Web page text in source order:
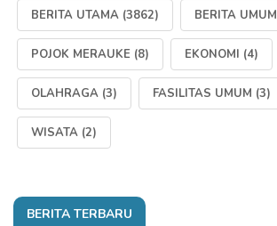
BERITA UTAMA (3862) BERITA UMUM
POJOK MERAUKE (8) EKONOMI (4)
OLAHRAGA (3) FASILITAS UMUM (3)
WISATA (2)
BERITA TERBARU